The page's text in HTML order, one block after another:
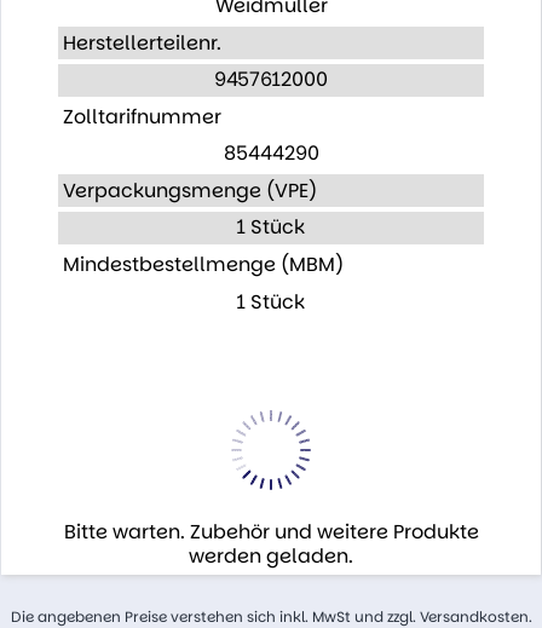
Weidmüller
Herstellerteilenr.
9457612000
Zolltarifnummer
85444290
Verpackungsmenge (VPE)
1 Stück
Mindestbestellmenge (MBM)
1 Stück
Bitte warten. Zubehör und weitere Produkte
werden geladen.
Die angebenen Preise verstehen sich inkl. MwSt und zzgl. Versandkosten.